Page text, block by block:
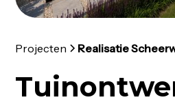
Projecten Realisatie